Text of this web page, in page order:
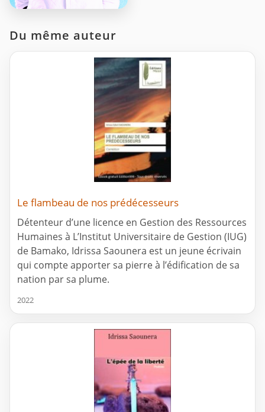
Du même auteur
Le flambeau de nos prédécesseurs
Détenteur d’une licence en Gestion des Ressources
Humaines à L’Institut Universitaire de Gestion (IUG)
de Bamako, Idrissa Saounera est un jeune écrivain
qui compte apporter sa pierre à l’édification de sa
nation par sa plume.
2022